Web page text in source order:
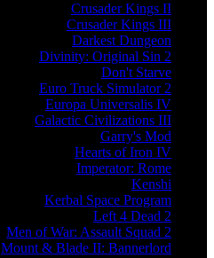
Crusader Kings II
Crusader Kings III
Darkest Dungeon
Divinity: Original Sin 2
Don't Starve
Euro Truck Simulator 2
Europa Universalis IV
Galactic Civilizations III
Garry's Mod
Hearts of Iron IV
Imperator: Rome
Kenshi
Kerbal Space Program
Left 4 Dead 2
Men of War: Assault Squad 2
Mount & Blade II: Bannerlord